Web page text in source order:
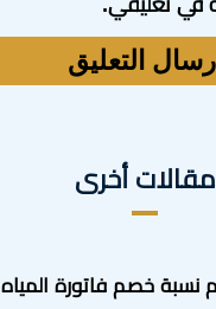
في تعليقي.
مقالات أخرى
نسبة خصم فاتورة المياه